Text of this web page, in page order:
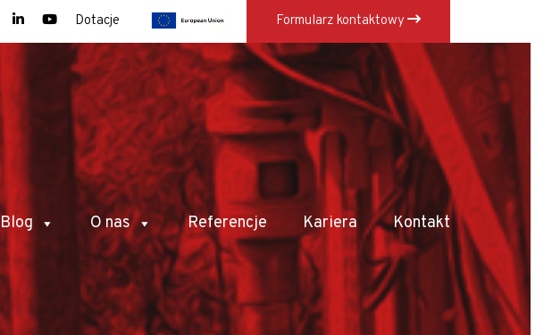
Dotacje Formularz kontaktowy
Blog O nas Referencje Kariera Kontakt
×